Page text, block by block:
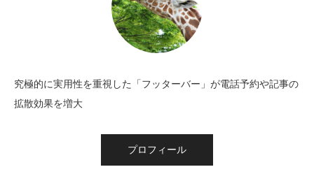
究極的に実用性を重視した「フッターバー」が電話予約や記事の
拡散効果を増大
プロフィール